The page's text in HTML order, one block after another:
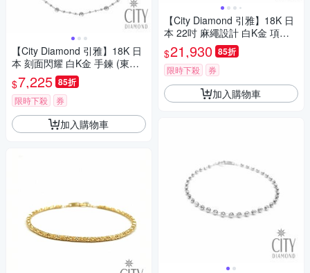
【City Diamond 引雅】18K 日
本 刻面閃耀 白K金 手鍊 (東京Y
uki表參道系列)
$7,225 85折
限時下殺 券
加入購物車
【City Diamond 引雅】18K 日
本 22吋 麻繩設計 白K金 項鍊
(東京Yuki表參道系列)
$21,930 85折
限時下殺 券
加入購物車